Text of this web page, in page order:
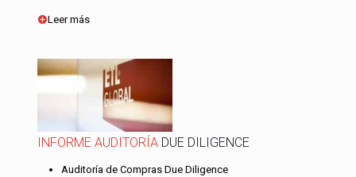
Leer más
INFORME AUDITORÍA DUE DILIGENCE
Auditoría de Compras Due Diligence